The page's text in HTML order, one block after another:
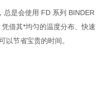
总是会使用 FD 系列 BINDER
*均匀的温度分布、快速
节省宝贵的时间。